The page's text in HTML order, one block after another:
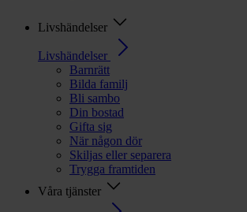
Livshändelser
Livshändelser
Barnrätt
Bilda familj
Bli sambo
Din bostad
Gifta sig
När någon dör
Skiljas eller separera
Trygga framtiden
Våra tjänster